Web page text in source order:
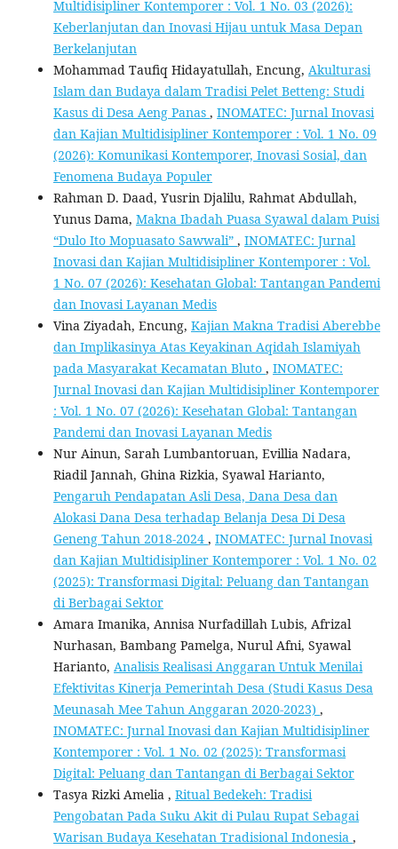
Multidisipliner Kontemporer : Vol. 1 No. 03 (2026):
Keberlanjutan dan Inovasi Hijau untuk Masa Depan
Berkelanjutan
Mohammad Taufiq Hidayatullah, Encung, Akulturasi
Islam dan Budaya dalam Tradisi Pelet Betteng: Studi
Kasus di Desa Aeng Panas , INOMATEC: Jurnal Inovasi
dan Kajian Multidisipliner Kontemporer : Vol. 1 No. 09
(2026): Komunikasi Kontemporer, Inovasi Sosial, dan
Fenomena Budaya Populer
Rahman D. Daad, Yusrin Djalilu, Rahmat Abdullah,
Yunus Dama, Makna Ibadah Puasa Syawal dalam Puisi
“Dulo Ito Mopuasato Sawwali” , INOMATEC: Jurnal
Inovasi dan Kajian Multidisipliner Kontemporer : Vol.
1 No. 07 (2026): Kesehatan Global: Tantangan Pandemi
dan Inovasi Layanan Medis
Vina Ziyadah, Encung, Kajian Makna Tradisi Aberebbe
dan Implikasinya Atas Keyakinan Aqidah Islamiyah
pada Masyarakat Kecamatan Bluto , INOMATEC:
Jurnal Inovasi dan Kajian Multidisipliner Kontemporer
: Vol. 1 No. 07 (2026): Kesehatan Global: Tantangan
Pandemi dan Inovasi Layanan Medis
Nur Ainun, Sarah Lumbantoruan, Evillia Nadara,
Riadil Jannah, Ghina Rizkia, Syawal Harianto,
Pengaruh Pendapatan Asli Desa, Dana Desa dan
Alokasi Dana Desa terhadap Belanja Desa Di Desa
Geneng Tahun 2018-2024 , INOMATEC: Jurnal Inovasi
dan Kajian Multidisipliner Kontemporer : Vol. 1 No. 02
(2025): Transformasi Digital: Peluang dan Tantangan
di Berbagai Sektor
Amara Imanika, Annisa Nurfadillah Lubis, Afrizal
Nurhasan, Bambang Pamelga, Nurul Afni, Syawal
Harianto, Analisis Realisasi Anggaran Untuk Menilai
Efektivitas Kinerja Pemerintah Desa (Studi Kasus Desa
Meunasah Mee Tahun Anggaran 2020-2023) ,
INOMATEC: Jurnal Inovasi dan Kajian Multidisipliner
Kontemporer : Vol. 1 No. 02 (2025): Transformasi
Digital: Peluang dan Tantangan di Berbagai Sektor
Tasya Rizki Amelia , Ritual Bedekeh: Tradisi
Pengobatan Pada Suku Akit di Pulau Rupat Sebagai
Warisan Budaya Kesehatan Tradisional Indonesia ,